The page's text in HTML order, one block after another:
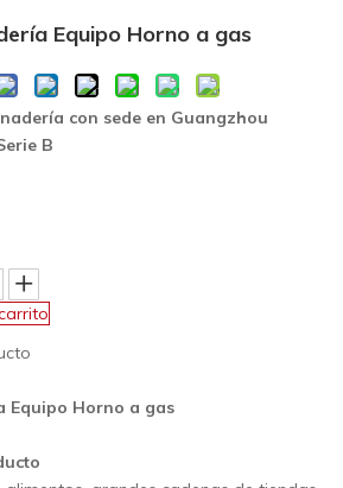
Equipo Horno a gas
con sede en Guangzhou
B
Equipo Horno a gas